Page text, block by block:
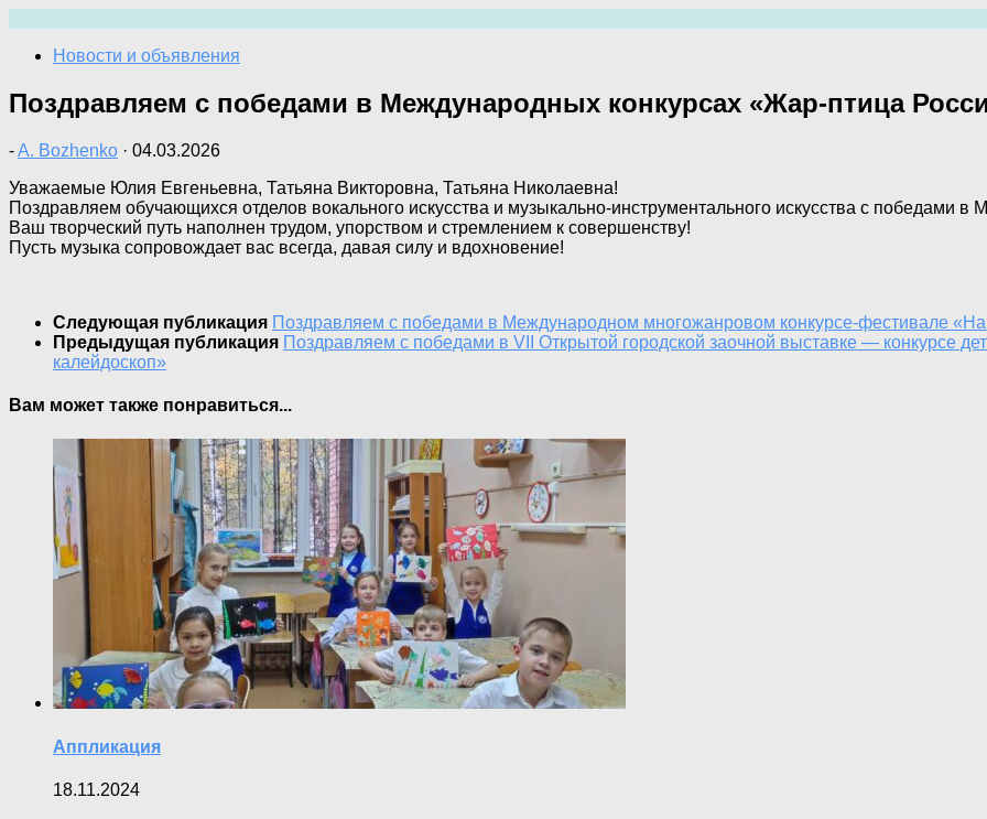
содержимому
Новости и объявления
Поздравляем с победами в Международных конкурсах «Жар-птица
-A. Bozhenko · 04.03.2026
Уважаемые Юлия Евгеньевна, Татьяна Викторовна, Татьяна Николаевна!
Поздравляем обучающихся отделов вокального искусства и музыкально-инструментального искусства с победами
Ваш творческий путь наполнен трудом, упорством и стремлением к совершенству!
Пусть музыка сопровождает вас всегда, давая силу и вдохновение!
Следующая публикация Поздравляем с победами в Международном многожанровом конкурсе-фестивале
Предыдущая публикация Поздравляем с победами в VII Открытой городской заочной выставке — конкурсе
калейдоскоп»
Вам может также понравиться...
Аппликация
18.11.2024